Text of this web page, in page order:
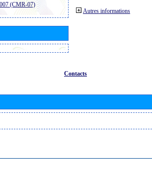
(CMR-07)
Autres informations
Contacts